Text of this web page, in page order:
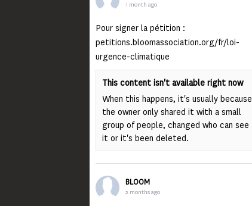
1 month ago
Pour signer la pétition :
petitions.bloomassociation.org/fr/loi-
urgence-climatique
This content isn't available right now
When this happens, it's usually because
the owner only shared it with a small
group of people, changed who can see
it or it's been deleted.
BLOOM
2 months ago